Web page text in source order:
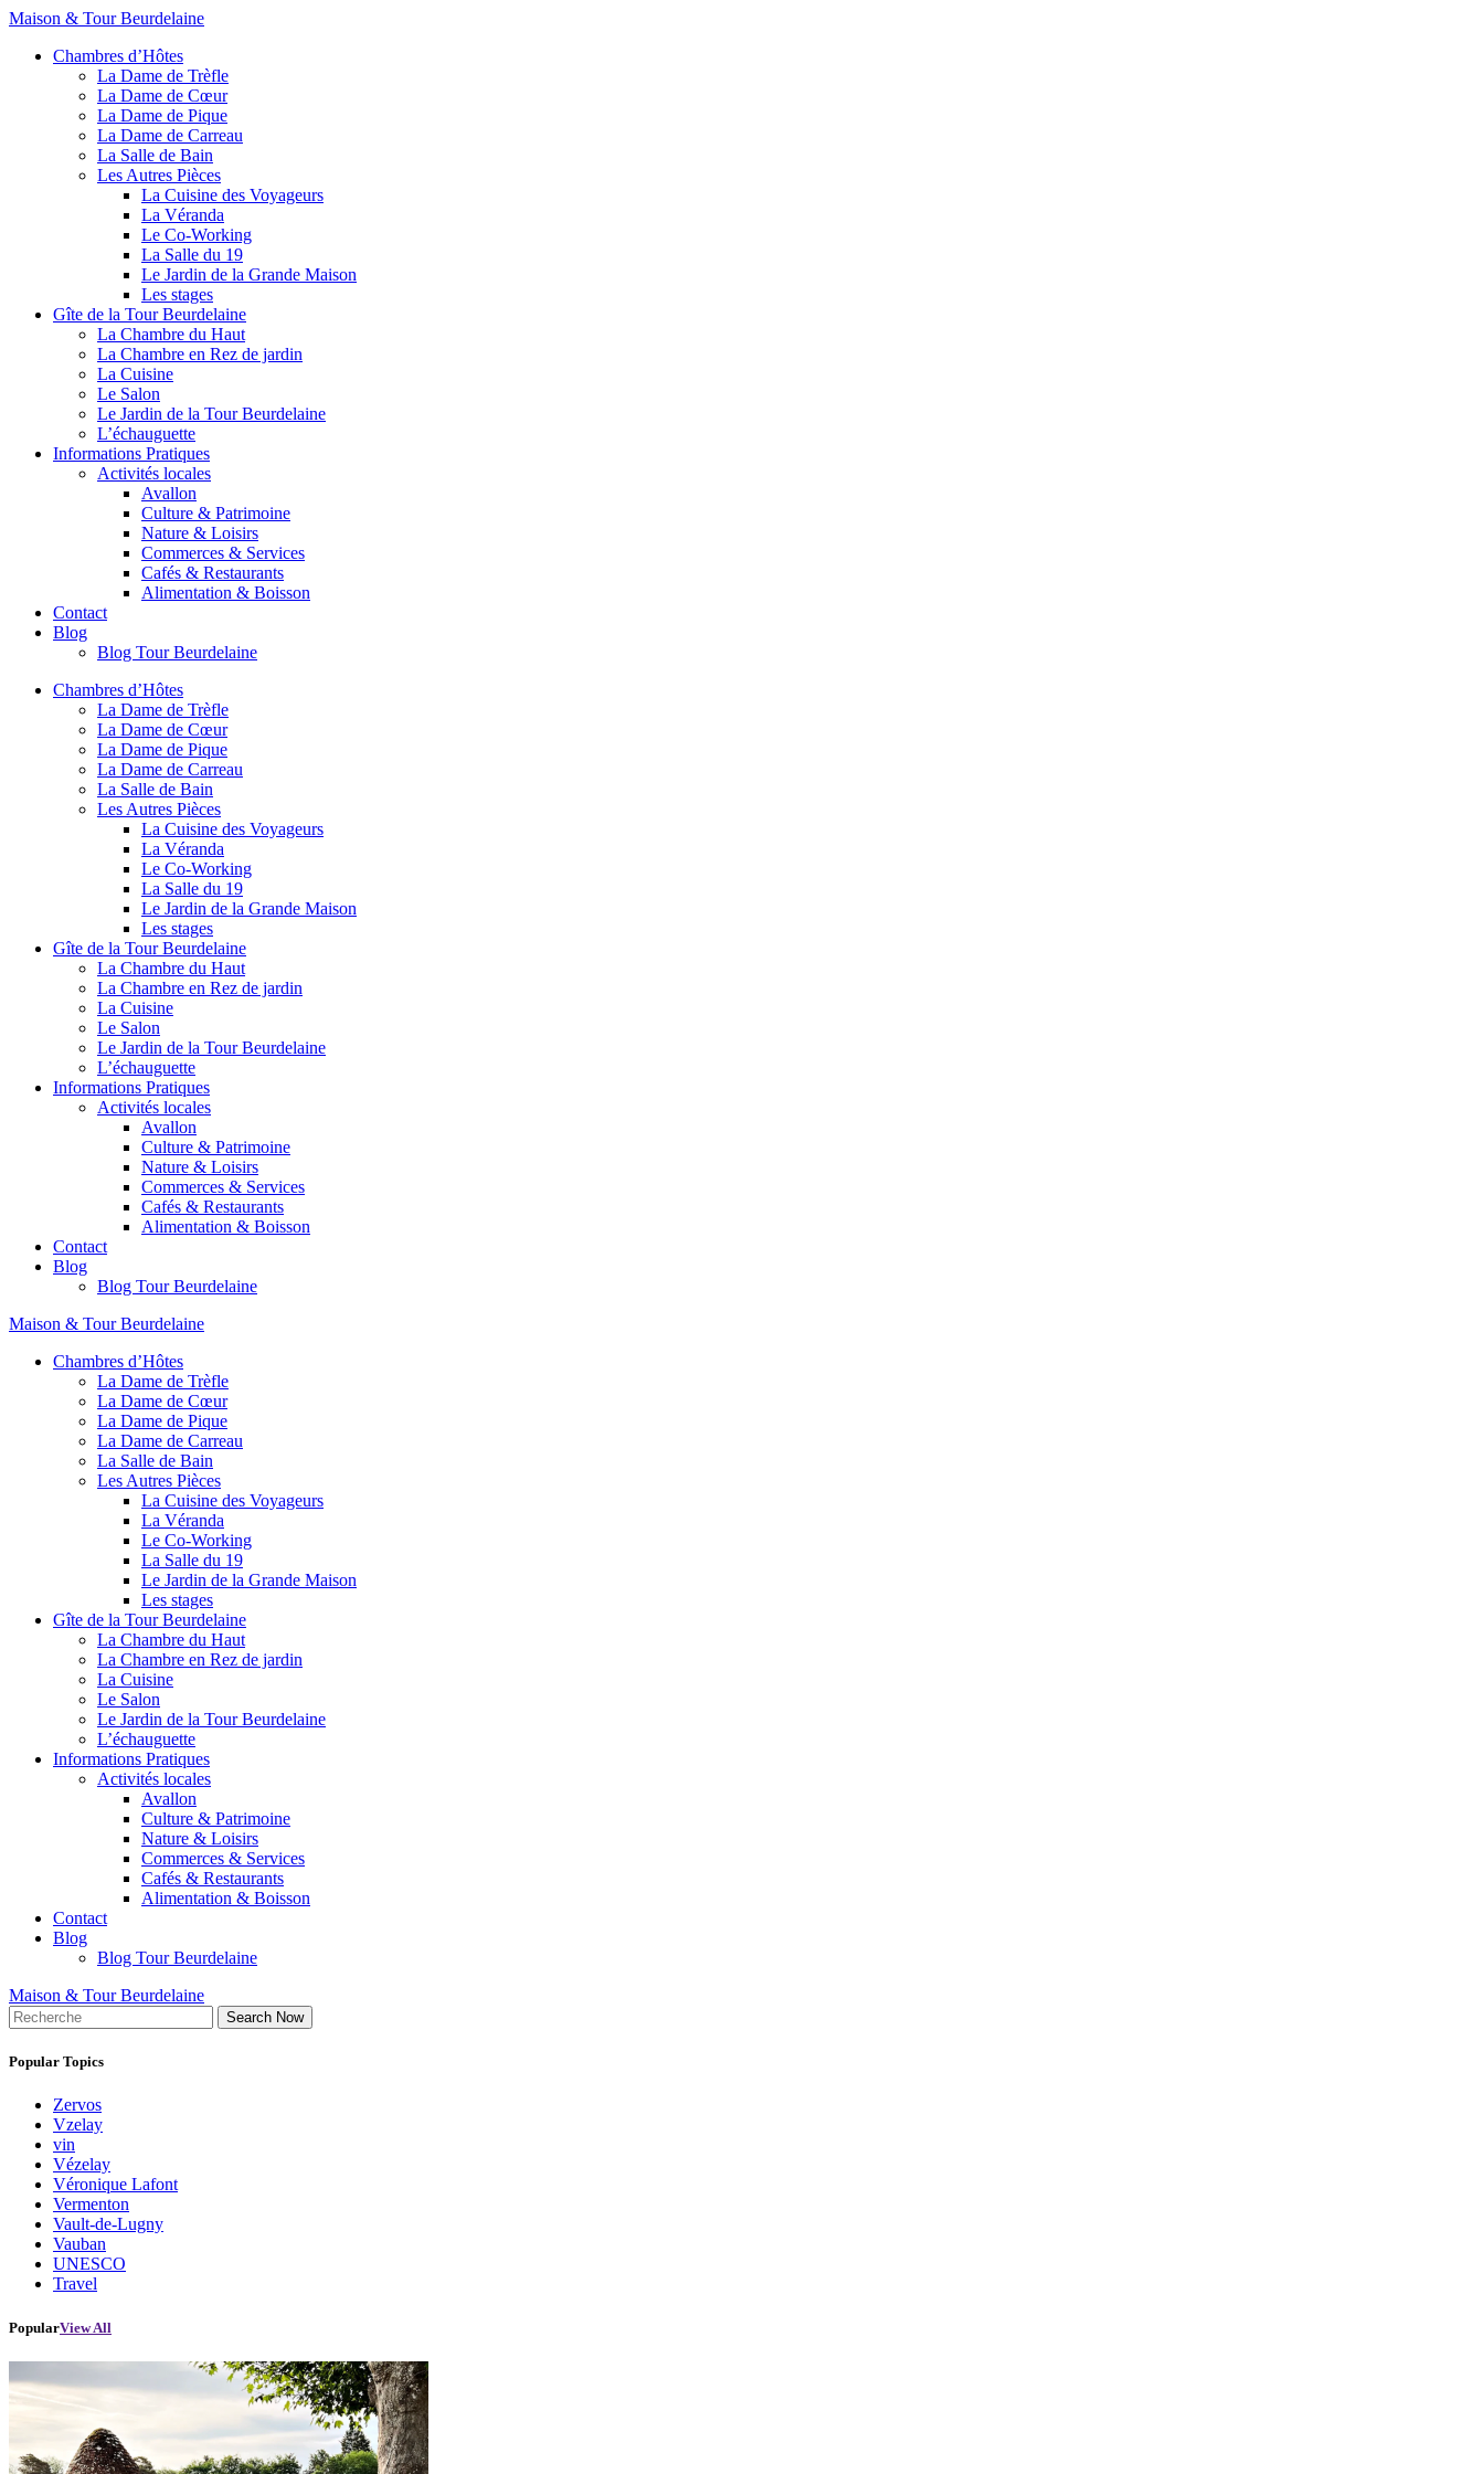
Maison & Tour Beurdelaine
Chambres d’Hôtes
La Dame de Trèfle
La Dame de Cœur
La Dame de Pique
La Dame de Carreau
La Salle de Bain
Les Autres Pièces
La Cuisine des Voyageurs
La Véranda
Le Co-Working
La Salle du 19
Le Jardin de la Grande Maison
Les stages
Gîte de la Tour Beurdelaine
La Chambre du Haut
La Chambre en Rez de jardin
La Cuisine
Le Salon
Le Jardin de la Tour Beurdelaine
L’échauguette
Informations Pratiques
Activités locales
Avallon
Culture & Patrimoine
Nature & Loisirs
Commerces & Services
Cafés & Restaurants
Alimentation & Boisson
Contact
Blog
Blog Tour Beurdelaine
Chambres d’Hôtes
La Dame de Trèfle
La Dame de Cœur
La Dame de Pique
La Dame de Carreau
La Salle de Bain
Les Autres Pièces
La Cuisine des Voyageurs
La Véranda
Le Co-Working
La Salle du 19
Le Jardin de la Grande Maison
Les stages
Gîte de la Tour Beurdelaine
La Chambre du Haut
La Chambre en Rez de jardin
La Cuisine
Le Salon
Le Jardin de la Tour Beurdelaine
L’échauguette
Informations Pratiques
Activités locales
Avallon
Culture & Patrimoine
Nature & Loisirs
Commerces & Services
Cafés & Restaurants
Alimentation & Boisson
Contact
Blog
Blog Tour Beurdelaine
Maison & Tour Beurdelaine
Chambres d’Hôtes
La Dame de Trèfle
La Dame de Cœur
La Dame de Pique
La Dame de Carreau
La Salle de Bain
Les Autres Pièces
La Cuisine des Voyageurs
La Véranda
Le Co-Working
La Salle du 19
Le Jardin de la Grande Maison
Les stages
Gîte de la Tour Beurdelaine
La Chambre du Haut
La Chambre en Rez de jardin
La Cuisine
Le Salon
Le Jardin de la Tour Beurdelaine
L’échauguette
Informations Pratiques
Activités locales
Avallon
Culture & Patrimoine
Nature & Loisirs
Commerces & Services
Cafés & Restaurants
Alimentation & Boisson
Contact
Blog
Blog Tour Beurdelaine
Maison & Tour Beurdelaine
Search Now
Popular Topics
Zervos
Vzelay
vin
Vézelay
Véronique Lafont
Vermenton
Vault-de-Lugny
Vauban
UNESCO
Travel
PopularView All